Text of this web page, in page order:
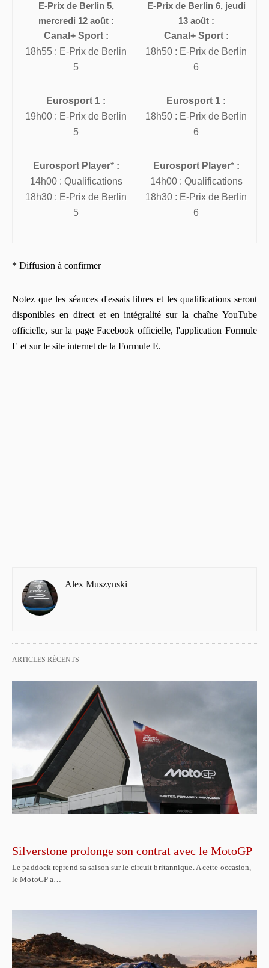
E-Prix de Berlin 5,
mercredi 12 août :
Canal+ Sport :
18h55 : E-Prix de Berlin
5
Eurosport 1 :
19h00 : E-Prix de Berlin
5
Eurosport Player*:
14h00 : Qualifications
18h30 : E-Prix de Berlin
5
E-Prix de Berlin 6, jeudi
13 août :
Canal+ Sport :
18h50 : E-Prix de Berlin
6
Eurosport 1 :
18h50 : E-Prix de Berlin
6
Eurosport Player*:
14h00 : Qualifications
18h30 : E-Prix de Berlin
6
* Diffusion à confirmer
Notez que les séances d'essais libres et les qualifications seront
disponibles en direct et en intégralité sur la chaîne YouTube
officielle, sur la page Facebook officielle, l'application Formule
E et sur le site internet de la Formule E.
Alex Muszynski
ARTICLES RÉCENTS
Silverstone prolonge son contrat avec le MotoGP
Le paddock reprend sa saison sur le circuit britannique. A cette occasion,
le MotoGP a…